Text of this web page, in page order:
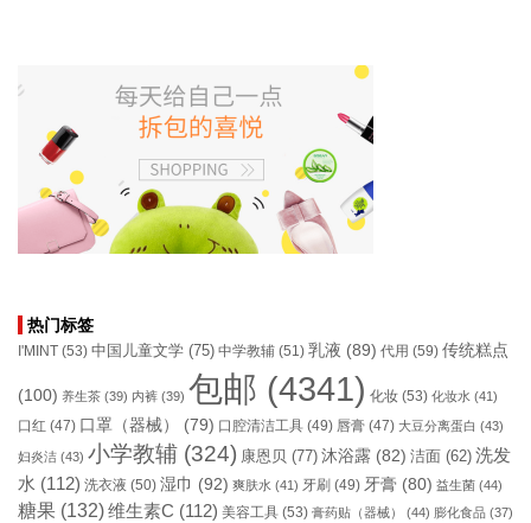
热门标签
I'MINT (53) 中国儿童文学 (75) 中学教辅 (51) 乳液 (89) 代用 (59) 传统糕点
(100) 养生茶 (39) 内裤 (39) 包邮 (4341) 化妆 (53) 化妆水 (41)
口红 (47) 口罩（器械） (79) 口腔清洁工具 (49) 唇膏 (47) 大豆分离蛋白 (43)
妇炎洁 (43) 小学教辅 (324) 康恩贝 (77) 沐浴露 (82) 洁面 (62) 洗发
水 (112) 洗衣液 (50) 湿巾 (92) 爽肤水 (41) 牙刷 (49) 牙膏 (80) 益生菌 (44)
糖果 (132)维生素C (112) 美容工具 (53) 膏药贴（器械） (44) 膨化食品 (37)